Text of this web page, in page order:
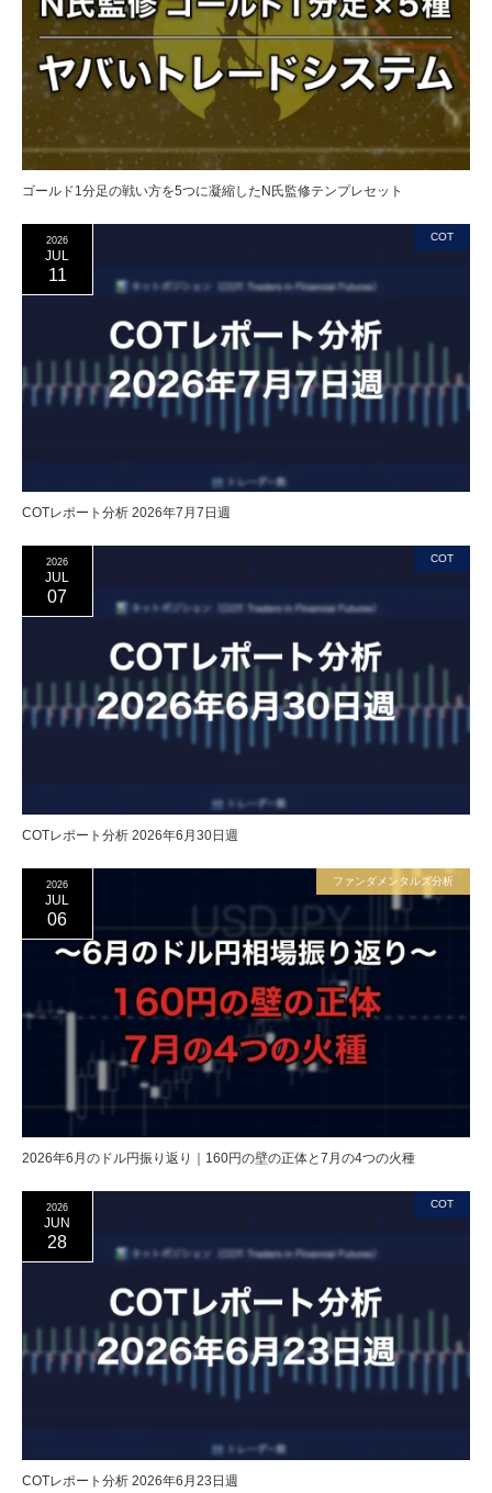
ゴールド1分足の戦い方を5つに凝縮したN氏監修テンプレセット
2026
JUL
11
COT
COTレポート分析 2026年7月7日週
2026
JUL
07
COT
COTレポート分析 2026年6月30日週
2026
JUL
06
ファンダメンタルズ分析
2026年6月のドル円振り返り｜160円の壁の正体と7月の4つの火種
2026
JUN
28
COT
COTレポート分析 2026年6月23日週